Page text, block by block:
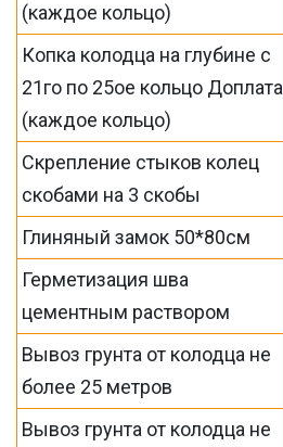
(каждое кольцо)
Копка колодца на глубине с
21го по 25ое кольцо Доплата
(каждое кольцо)
Скрепление стыков колец
скобами на 3 скобы
Глиняный замок 50*80см
Герметизация шва
цементным раствором
Вывоз грунта от колодца не
более 25 метров
Вывоз грунта от колодца не